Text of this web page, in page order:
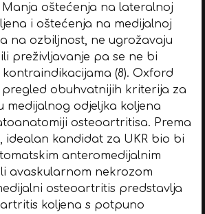
oštećenja na lateralnoj
i oštećenja na medijalnoj
na ozbiljnost, ne ugrožavaju
preživljavanje pa se ne bi
(8). Oxford
obuhvatnijih kriterija za
medijalnog odjeljka koljena
osteoartritisa. Prema
idealan kandidat za UKR bio bi
anteromedijalnim
avaskularnom nekrozom
osteoartritis predstavlja
koljena s potpuno